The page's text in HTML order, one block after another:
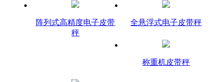
阵列式高精度电子皮带
秤
全悬浮式电子皮带秤
称重机皮带秤